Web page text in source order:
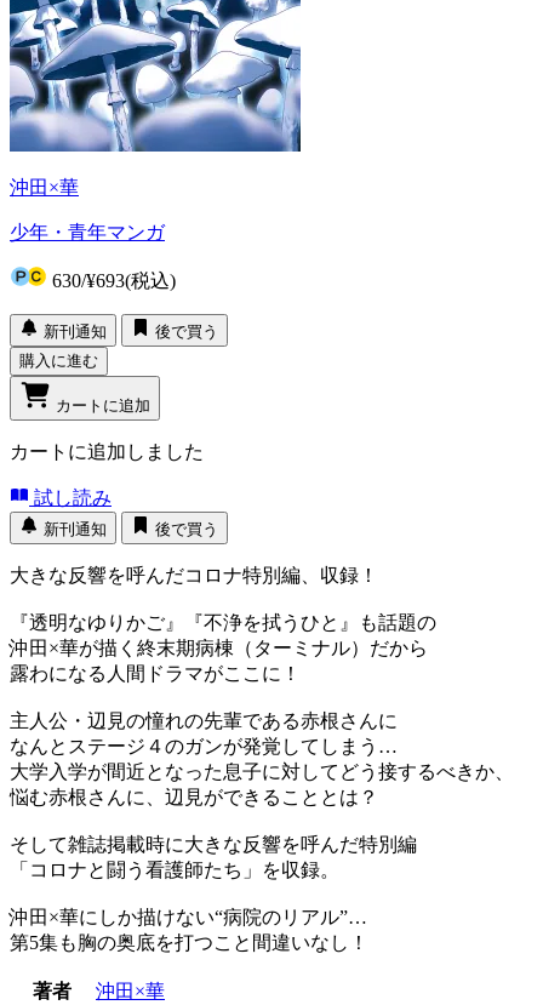
沖田×華
少年・青年マンガ
630/¥693(税込)
新刊通知
後で買う
購入に進む
カートに追加
カートに追加しました
試し読み
新刊通知 後で買う
大きな反響を呼んだコロナ特別編、収録！
『透明なゆりかご』『不浄を拭うひと』も話題の
沖田×華が描く終末期病棟（ターミナル）だから
露わになる人間ドラマがここに！
主人公・辺見の憧れの先輩である赤根さんに
なんとステージ４のガンが発覚してしまう…
大学入学が間近となった息子に対してどう接するべきか、
悩む赤根さんに、辺見ができることとは？
そして雑誌掲載時に大きな反響を呼んだ特別編
「コロナと闘う看護師たち」を収録。
沖田×華にしか描けない“病院のリアル”…
第5集も胸の奥底を打つこと間違いなし！
著者
沖田×華